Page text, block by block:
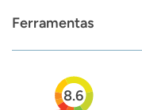
Ferramentas
8.6